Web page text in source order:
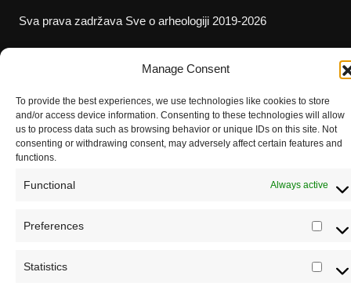
Manage Consent
To provide the best experiences, we use technologies like cookies to store
and/or access device information. Consenting to these technologies will allow
us to process data such as browsing behavior or unique IDs on this site. Not
consenting or withdrawing consent, may adversely affect certain features and
functions.
Functional Always active
Preferences
StatisticsRegistrujte se na Sve o arheologiji
Sva prava zadržava Sve o arheologiji 2019-2026